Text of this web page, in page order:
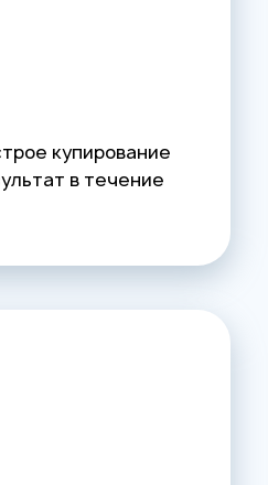
купирование
в течение